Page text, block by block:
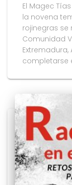
El Magec
la novena
rojinegras se
Comunidad
completarse